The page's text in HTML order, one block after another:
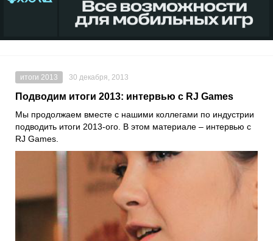
итоги 2013 30 декабря, 2013
Подводим итоги 2013: интервью с RJ Games
Мы продолжаем вместе с нашими коллегами по индустрии
подводить итоги 2013-ого. В этом материале – интервью с
RJ Games.